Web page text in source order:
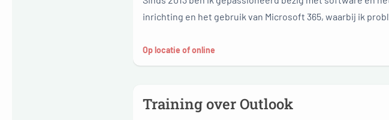
inrichting en het gebruik van Microsoft 365, waarbij ik
Op locatie of online
Training over Outlook